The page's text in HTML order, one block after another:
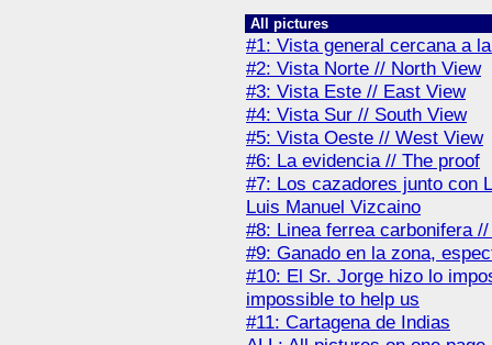
All pictures
#1: Vista general cercana a
#2: Vista Norte // North View
#3: Vista Este // East View
#4: Vista Sur // South View
#5: Vista Oeste // West View
#6: La evidencia // The proof
#7: Los cazadores junto con
Luis Manuel Vizcaino
#8: Linea ferrea carbonifera
#9: Ganado en la zona,
#10: El Sr. Jorge hizo lo
impossible to help us
#11: Cartagena de Indias